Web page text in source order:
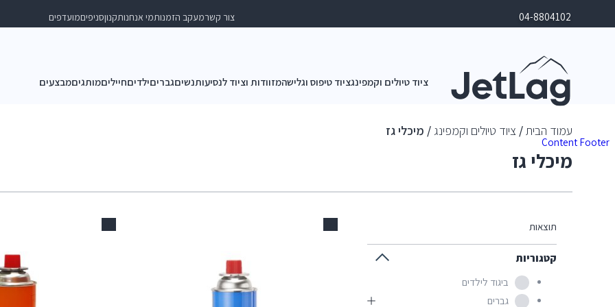
Content Footer
04-8804102 צור קשרמעקב הזמנותמי אנחנותקנוןסניפיםמועדפים
ציוד טיולים וקמפינגציוד טיפוס וגלישהמזוודות וציוד לנסיעותנשיםגבריםילדיםחייליםמותגיםמבצעים
עמוד הבית/ ציוד טיולים וקמפינג/ מיכלי גז
מיכלי גז
תוצאות
קטגוריות
ביגוד לילדים
גברים